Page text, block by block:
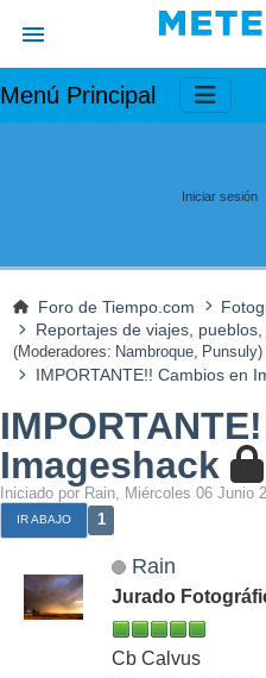
Menú Principal
Iniciar sesión
Foro de Tiempo.com
Reportajes de viajes,
(Moderadores: Nambroque, Punsuly)
IMPORTANTE!! Cambios en
Imageshack
Iniciado por Rain, Miércoles 06 Junio
IR ABAJO 1
Rain
Jurado
Cb Calvus